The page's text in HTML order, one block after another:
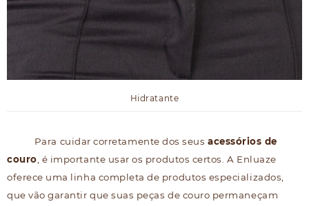
Hidratante
Para cuidar corretamente dos seus acessórios de
couro , é importante usar os produtos certos. A Enluaze
oferece uma linha completa de produtos especializados,
que vão garantir que suas peças de couro permaneçam